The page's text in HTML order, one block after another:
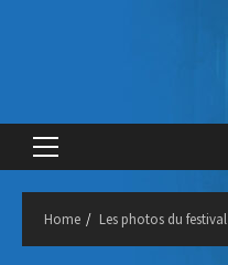
Primary
Home Les photos du festival